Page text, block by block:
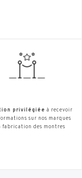
privilégiée à recevoir
sur nos marques
fabrication des montres